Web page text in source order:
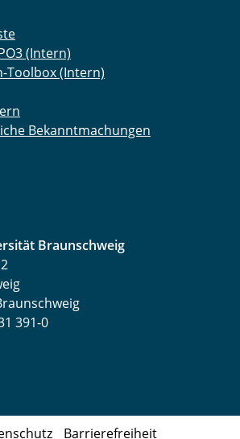
(Intern)
Toolbox (Intern)
Bekanntmachungen
Braunschweig
391-0
Barrierefreiheit